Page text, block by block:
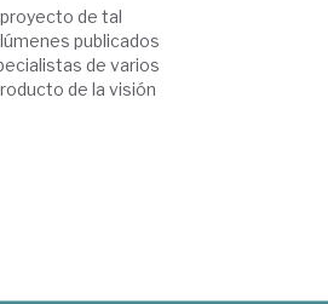
de tal
publicados
de varios
de la visión